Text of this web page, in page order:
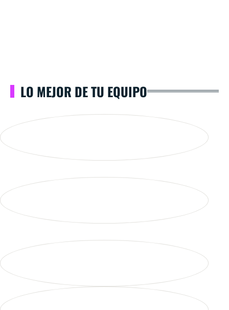
LO MEJOR DE TU EQUIPO